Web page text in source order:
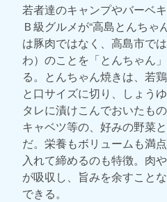
若者達のキャンプやバーベ
Ｂ級グルメが“高島とんちゃ
は豚肉ではなく、高島市で
わ）のことを「とんちゃん
る。とんちゃん焼きは、若
と口サイズに切り、しょう
タレに漬けこんでおいたも
キャベツ等の、好みの野菜
だ。栄養もボリュームも満
入れて締めるのも特徴。肉
が吸収し、旨みを余すこと
できる。